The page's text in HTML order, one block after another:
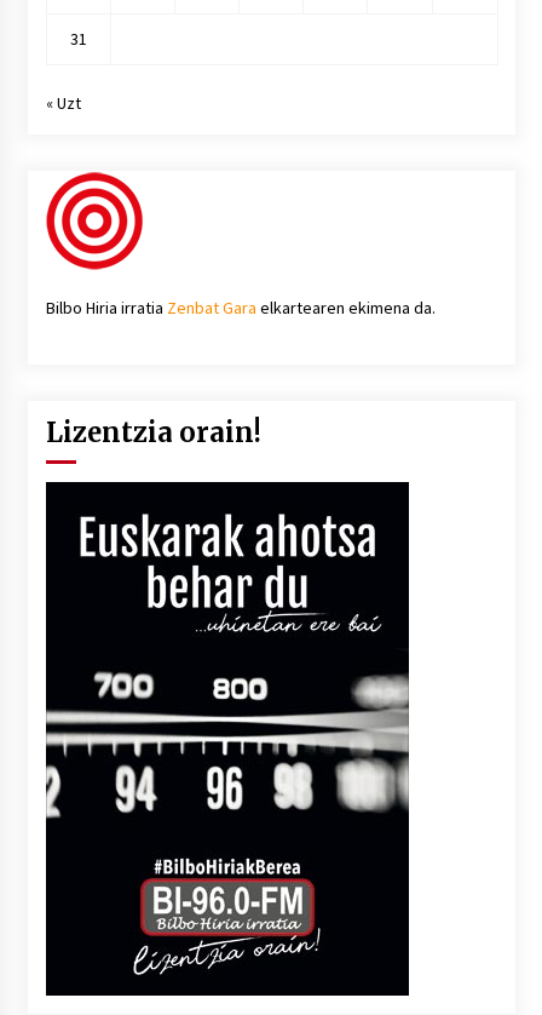
31
« Uzt
Bilbo Hiria irratia Zenbat Gara elkartearen ekimena da.
Lizentzia orain!